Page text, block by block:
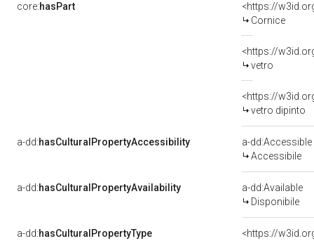
core:hasPart
<https://
Cornice
<https://
vetro
<https://
vetro dipinto
a-dd:hasCulturalPropertyAccessibility
a-dd:Accessible
Accessibile
a-dd:hasCulturalPropertyAvailability
a-dd:Available
Disponibile
a-dd:hasCulturalPropertyType
<https://